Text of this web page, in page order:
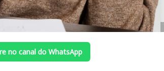
no canal do WhatsApp